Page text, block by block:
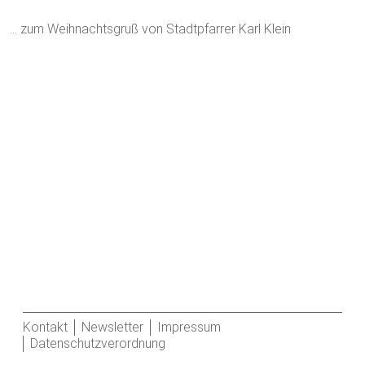
… zum Weihnachtsgruß von Stadtpfarrer Karl Klein
Kontakt Newsletter
Impressum
Datenschutzverordnung